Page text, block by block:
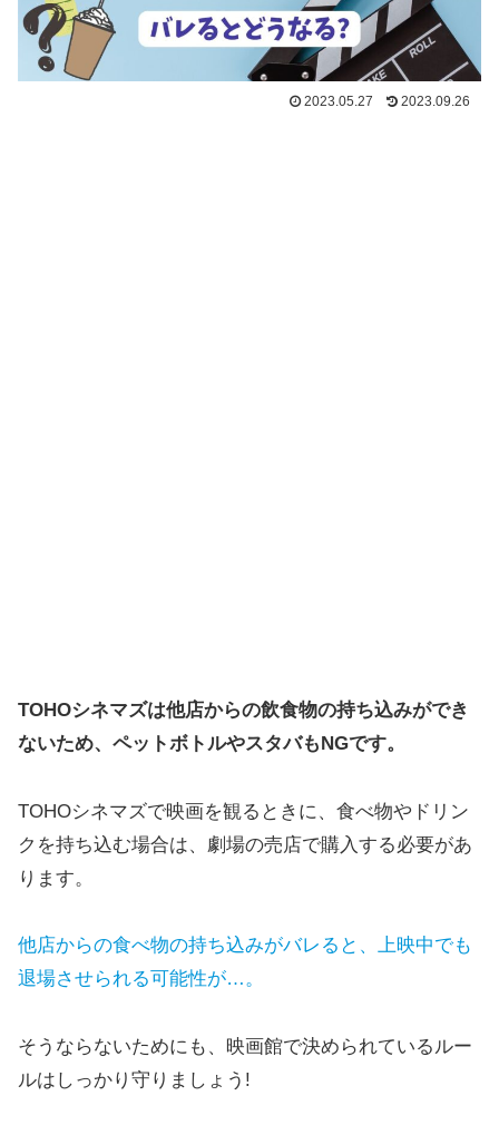
2023.05.27 2023.09.26
TOHOシネマズは他店からの飲食物の持ち込みができ
ないため、ペットボトルやスタバもNGです。
TOHOシネマズで映画を観るときに、食べ物やドリン
クを持ち込む場合は、劇場の売店で購入する必要があ
ります。
他店からの食べ物の持ち込みがバレると、上映中でも
退場させられる可能性が…。
そうならないためにも、映画館で決められているルー
ルはしっかり守りましょう!